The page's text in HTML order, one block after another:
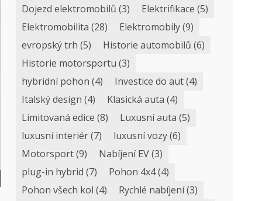
Dojezd elektromobilů (3) Elektrifikace (5)
Elektromobilita (28) Elektromobily(9)
evropský trh (5) Historie automobilů (6)
Historie motorsportu (3)
hybridní pohon (4) Investice do aut(4)
Italský design (4) Klasická auta (4)
Limitovaná edice (8) Luxusní auta (5)
luxusní interiér(7) luxusní vozy(6)
Motorsport(9) Nabíjení EV(3)
plug-in hybrid (7) Pohon 4x4(4)
Pohon všech kol (4) Rychlé nabíjení(3)